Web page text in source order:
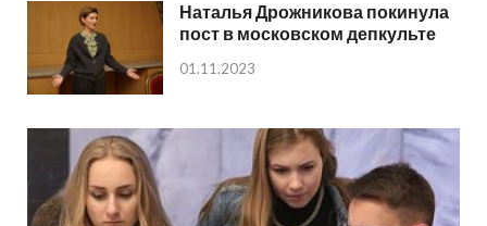
Наталья Дрожникова покинула
пост в московском депкульте
01.11.2023